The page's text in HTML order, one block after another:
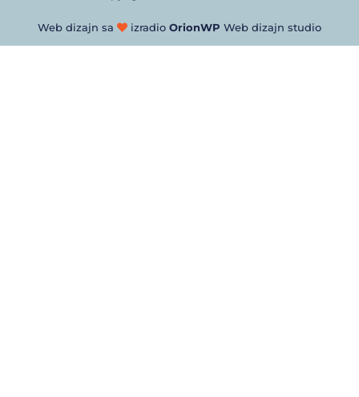
Web dizajn sa izradio OrionWP Web dizajn studio